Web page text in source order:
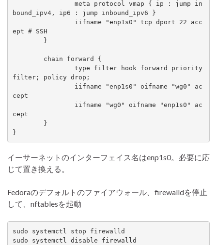
bound_ipv4, ip6 : jump inbound_ipv6 }
ept # SSH
filter; policy drop;
cept
cept
イーサーネットのインターフェイス名はenp1s0。必要に応
じて置き換える。
Fedoraのデフォルトのファイアウォール、firewalldを停止
して、nftablesを起動
sudo systemctl stop firewalld
sudo systemctl disable firewalld